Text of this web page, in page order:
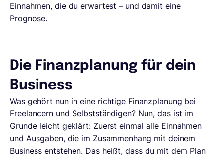
Einnahmen, die du erwartest – und damit eine
Prognose.
Die Finanzplanung für dein
Business
Was gehört nun in eine richtige Finanzplanung bei
Freelancern und Selbstständigen? Nun, das ist im
Grunde leicht geklärt: Zuerst einmal alle Einnahmen
und Ausgaben, die im Zusammenhang mit deinem
Business entstehen. Das heißt, dass du mit dem Plan